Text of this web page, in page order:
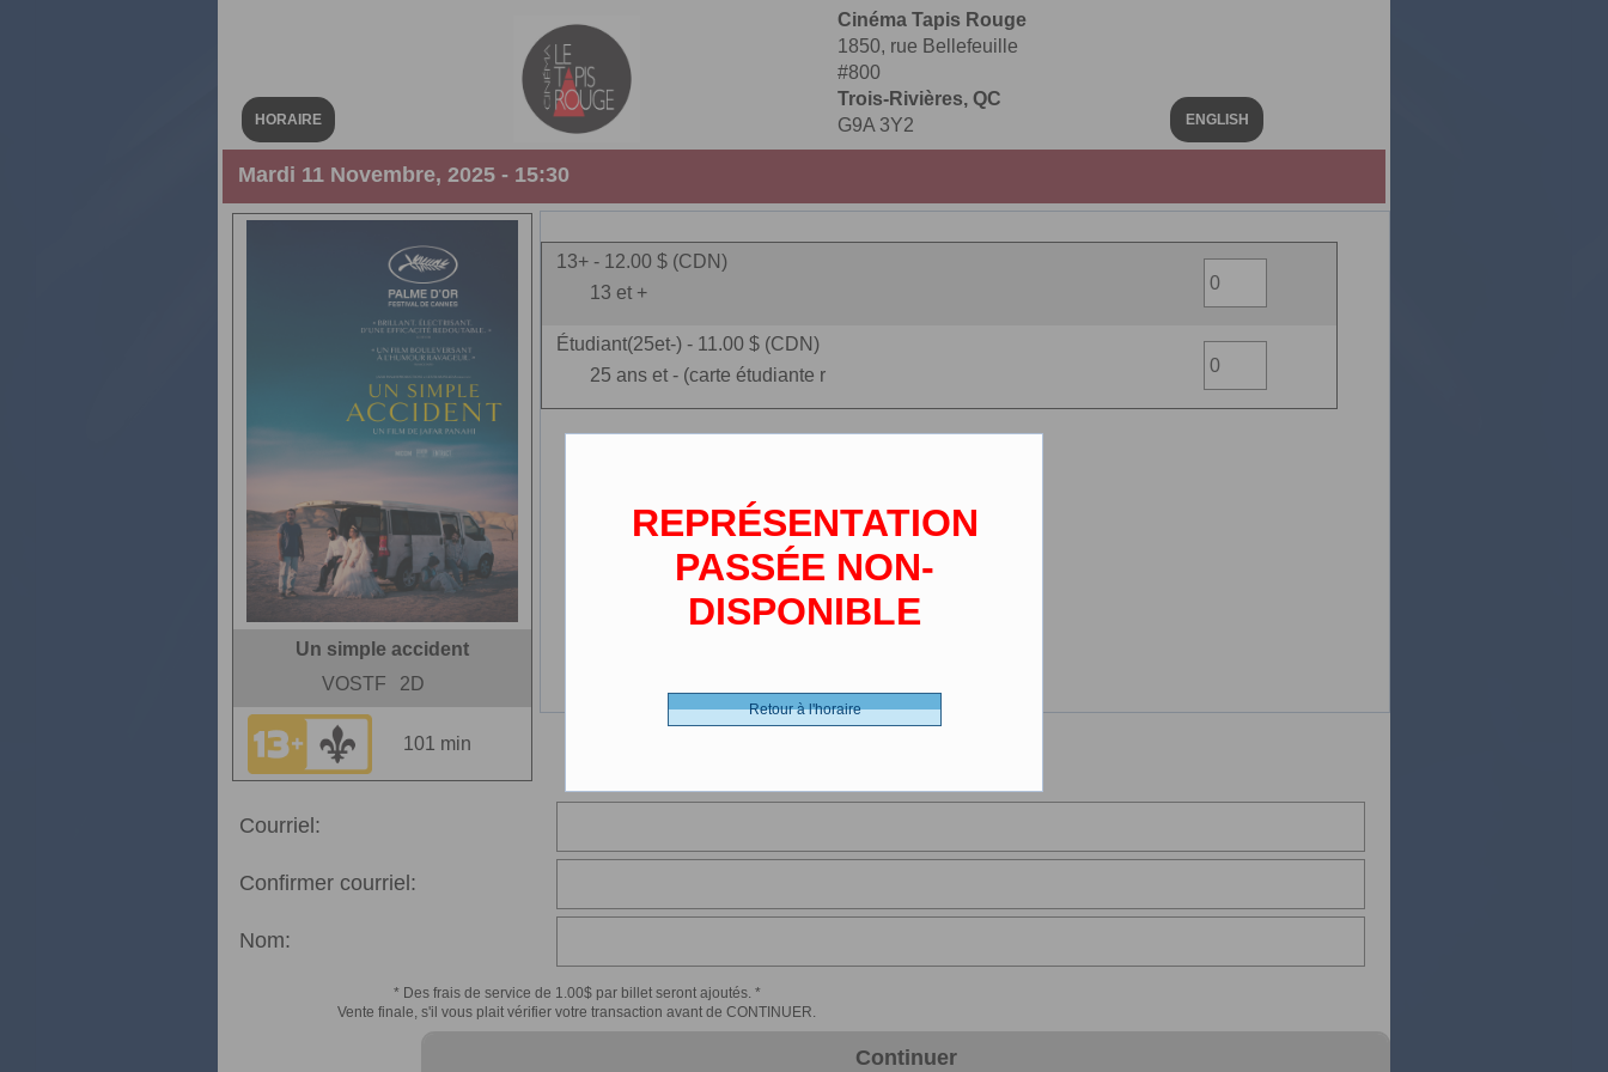
HORAIRE
Cinéma Tapis Rouge
1850, rue Bellefeuille
#800
Trois-Rivières, QC
G9A 3Y2
ENGLISH
Mardi 11 Novembre, 2025 - 15:30
Un simple accident
VOSTF
2D
101 min
13+ - 12.00 $ (CDN)
13 et +
Étudiant(25et-) - 11.00 $ (CDN)
25 ans et - (carte étudiante r
Courriel:
Confirmer courriel:
Nom:
* Des frais de service de 1.00$ par billet seront ajoutés. *
Vente finale, s'il vous plait vérifier votre transaction avant de CONTINUER.
Continuer
REPRÉSENTATION
PASSÉE NON-
DISPONIBLE
Retour à l'horaire